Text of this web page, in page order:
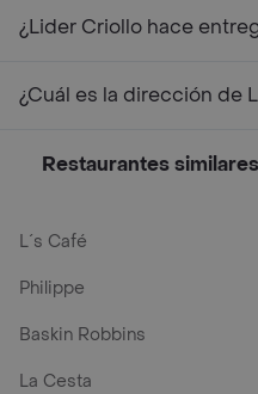
¿Lider Criollo hace
¿Cuál es la dirección de
Restaurantes
L´s Café
Philippe
Baskin Robbins
La Cesta